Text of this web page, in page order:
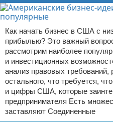
Как начать бизнес в США с
прибылью? Это важный
рассмотрим наиболее
и инвестиционных
анализ правовых требований,
остального, что требуется,
и цифры США, которые
предпринимателя Есть
заставляют Соединенные